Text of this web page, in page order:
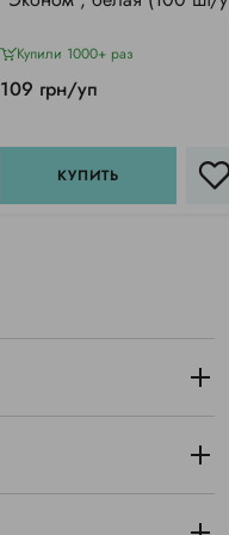
Купили 1000+ раз
109 грн/уп
КУПИТЬ